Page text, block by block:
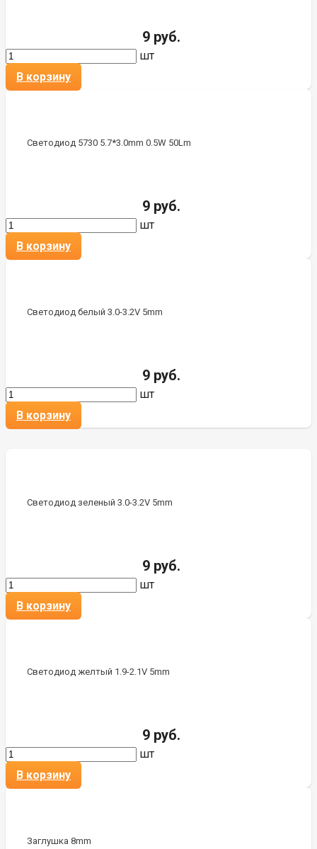
9 руб.
шт
В корзину
Светодиод 5730 5.7*3.0mm 0.5W 50Lm
9 руб.
шт
В корзину
Светодиод белый 3.0-3.2V 5mm
9 руб.
шт
В корзину
Светодиод зеленый 3.0-3.2V 5mm
9 руб.
шт
В корзину
Светодиод желтый 1.9-2.1V 5mm
9 руб.
шт
В корзину
Заглушка 8mm